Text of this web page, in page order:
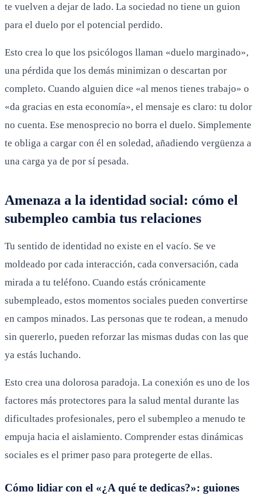
te vuelven a dejar de lado. La sociedad no tiene un guion
para el duelo por el potencial perdido.
Esto crea lo que los psicólogos llaman «duelo marginado»,
una pérdida que los demás minimizan o descartan por
completo. Cuando alguien dice «al menos tienes trabajo» o
«da gracias en esta economía», el mensaje es claro: tu dolor
no cuenta. Ese menosprecio no borra el duelo. Simplemente
te obliga a cargar con él en soledad, añadiendo vergüenza a
una carga ya de por sí pesada.
Amenaza a la identidad social: cómo el
subempleo cambia tus relaciones
Tu sentido de identidad no existe en el vacío. Se ve
moldeado por cada interacción, cada conversación, cada
mirada a tu teléfono. Cuando estás crónicamente
subempleado, estos momentos sociales pueden convertirse
en campos minados. Las personas que te rodean, a menudo
sin quererlo, pueden reforzar las mismas dudas con las que
ya estás luchando.
Esto crea una dolorosa paradoja. La conexión es uno de los
factores más protectores para la salud mental durante las
dificultades profesionales, pero el subempleo a menudo te
empuja hacia el aislamiento. Comprender estas dinámicas
sociales es el primer paso para protegerte de ellas.
Cómo lidiar con el «¿A qué te dedicas?»: guiones